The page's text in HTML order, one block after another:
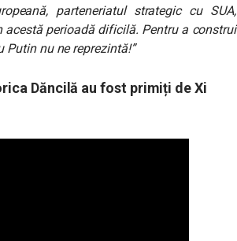
parteneriatul strategic cu SUA,
perioadă dificilă. Pentru a construi
nu ne reprezintă!”
Dăncilă au fost primiți de Xi